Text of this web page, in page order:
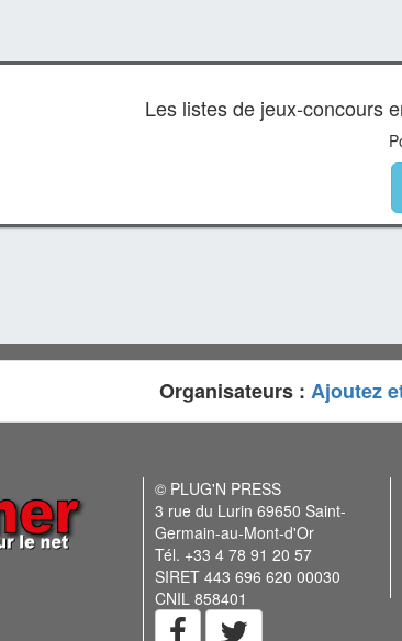
Les listes de jeux-concours
Organisateurs : Ajoutez
© PLUG'N PRESS
3 rue du Lurin 69650 Saint-
Germain-au-Mont-d'Or
Tél. +33 4 78 91 20 57
SIRET 443 696 620 00030
CNIL 858401